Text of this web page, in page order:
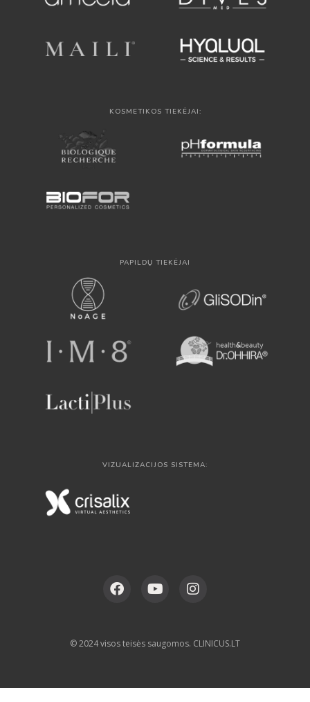
KOSMETIKOS TIEKĖJAI:
PAPILDŲ TIEKĖJAI
VIZUALIZACIJOS SISTEMA:
© 2024 visos teisės saugomos. CLINICUS.LT